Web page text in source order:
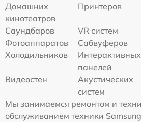
Домашних
кинотеатров
Принтеров
Саундбаров
VR систем
Фотоаппаратов
Сабвуферов
Холодильников
Интерактивных
панелей
Видеостен
Акустических
систем
Мы занимаемся ремонтом и
обслуживанием техники